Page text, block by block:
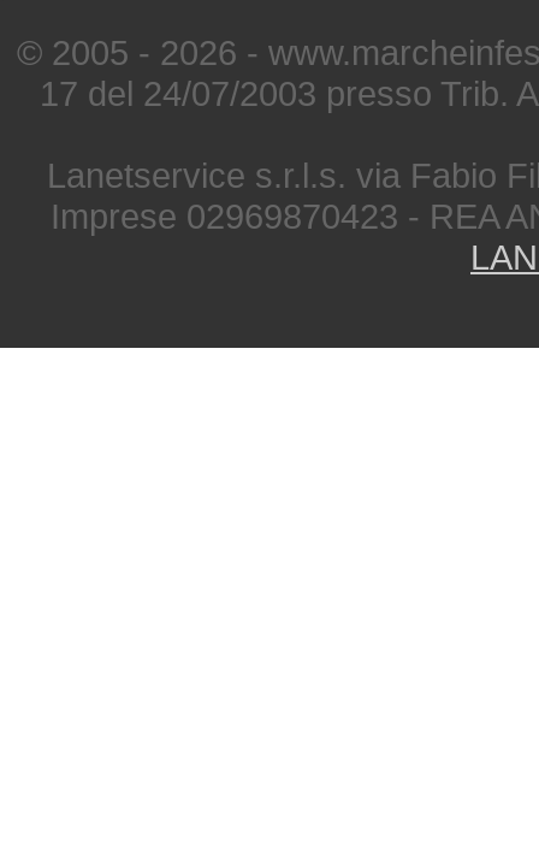
© 2005 - 2026 -
17 del 24/07/2003 presso Trib.
Lanetservice s.r.l.s. via Fabio
Imprese 02969870423 - REA